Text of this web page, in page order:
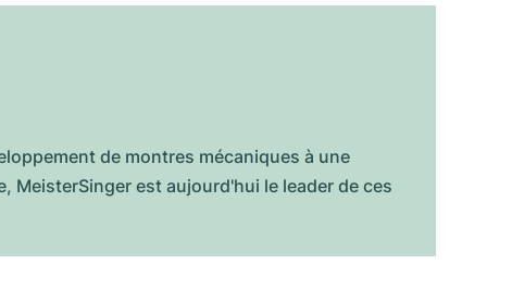
de montres mécaniques à une
MeisterSinger est aujourd'hui le leader de ces